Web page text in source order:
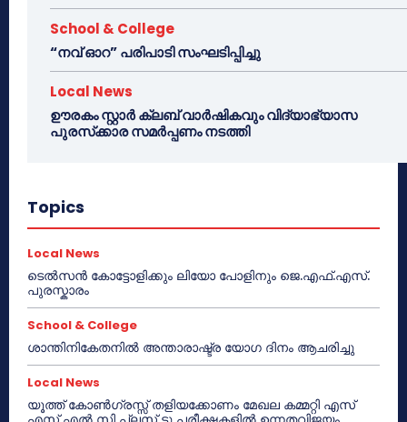
School & College
“നവ് ഓറ” പരിപാടി സംഘടിപ്പിച്ചു
Local News
ഊരകം സ്റ്റാർ ക്ലബ് വാർഷികവും വിദ്യാഭ്യാസ
പുരസ്‌ക്കാര സമർപ്പണം നടത്തി
Topics
Local News
ടെൽസൻ കോട്ടോളിക്കും ലിയോ പോളിനും ജെ.എഫ്.എസ്.
പുരസ്കാരം
School & College
ശാന്തിനികേതനിൽ അന്താരാഷ്ട്ര യോഗ ദിനം ആചരിച്ചു
Local News
യൂത്ത് കോൺഗ്രസ്സ് തളിയക്കോണം മേഖല കമ്മറ്റി എസ്